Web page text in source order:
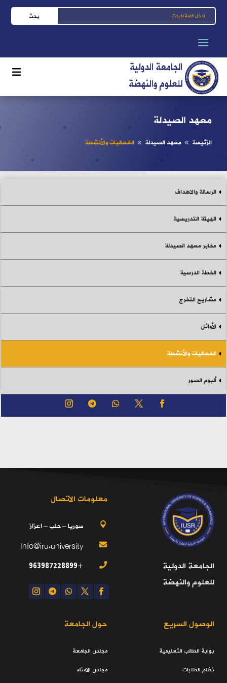
معهد الصيدلة
الرّئيسة 8 معهد الصيدلة 8 الفعاليات والأنشطة
الرسالة والاهداف
الهيئة التدريسية
مخابر معهد الصيدلة
الخطة الدرسية
مشاريع التخرج
الأوائل
الفعاليات والأنشطة
ألبوم الصور
الجامعة الدولية
للعلوم والنهضة
معلومات الاتصال
 سوريا – حلب – اعزاز

Info@iru.university

+963987228899
الوصول السريع
بوابة الطالب التعليمية
نظام الطلبات
حول الجامعة
مجلس الجامعة
مجلس الامناء